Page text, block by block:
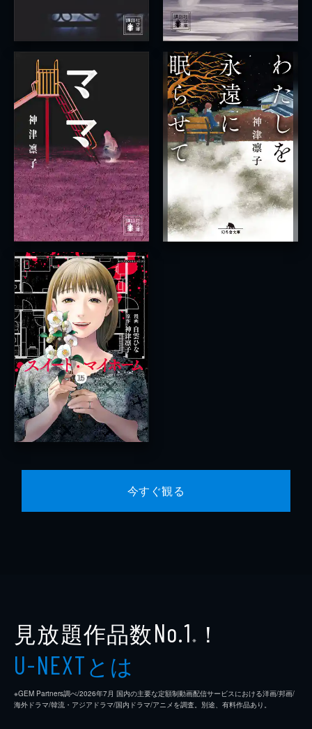
今すぐ観る
見放題作品数No.1 ※ ！
U-NEXTとは
※GEM Partners調べ/2026年7⽉ 国内の主要な定額制動画配信サービスにおける洋画/邦画/
海外ドラマ/韓流・アジアドラマ/国内ドラマ/アニメを調査。別途、有料作品あり。